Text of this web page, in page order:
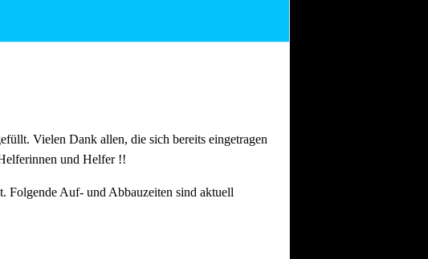
Vielen Dank allen, die sich bereits eingetragen
und Helfer !!
Folgende Auf- und Abbauzeiten sind aktuell